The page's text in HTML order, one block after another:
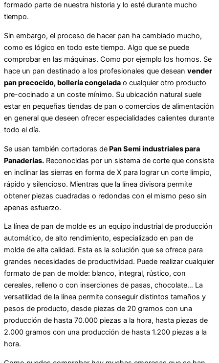
formado parte de nuestra historia y lo esté durante mucho
tiempo.
Sin embargo, el proceso de hacer pan ha cambiado mucho,
como es lógico en todo este tiempo. Algo que se puede
comprobar en las máquinas. Como por ejemplo los hornos. Se
hace un pan destinado a los profesionales que desean vender
pan precocido, bollería congelada o cualquier otro producto
pre-cocinado a un coste mínimo. Su ubicación natural suele
estar en pequeñas tiendas de pan o comercios de alimentación
en general que deseen ofrecer especialidades calientes durante
todo el día.
Se usan también cortadoras de Pan Semi industriales para
Panaderías. Reconocidas por un sistema de corte que consiste
en inclinar las sierras en forma de X para lograr un corte limpio,
rápido y silencioso. Mientras que la línea divisora permite
obtener piezas cuadradas o redondas con el mismo peso sin
apenas esfuerzo.
La línea de pan de molde es un equipo industrial de producción
automático, de alto rendimiento, especializado en pan de
molde de alta calidad. Esta es la solución que se ofrece para
grandes necesidades de productividad. Puede realizar cualquier
formato de pan de molde: blanco, integral, rústico, con
cereales, relleno o con inserciones de pasas, chocolate… La
versatilidad de la línea permite conseguir distintos tamaños y
pesos de producto, desde piezas de 20 gramos con una
producción de hasta 70.000 piezas a la hora, hasta piezas de
2.000 gramos con una producción de hasta 1.200 piezas a la
hora.